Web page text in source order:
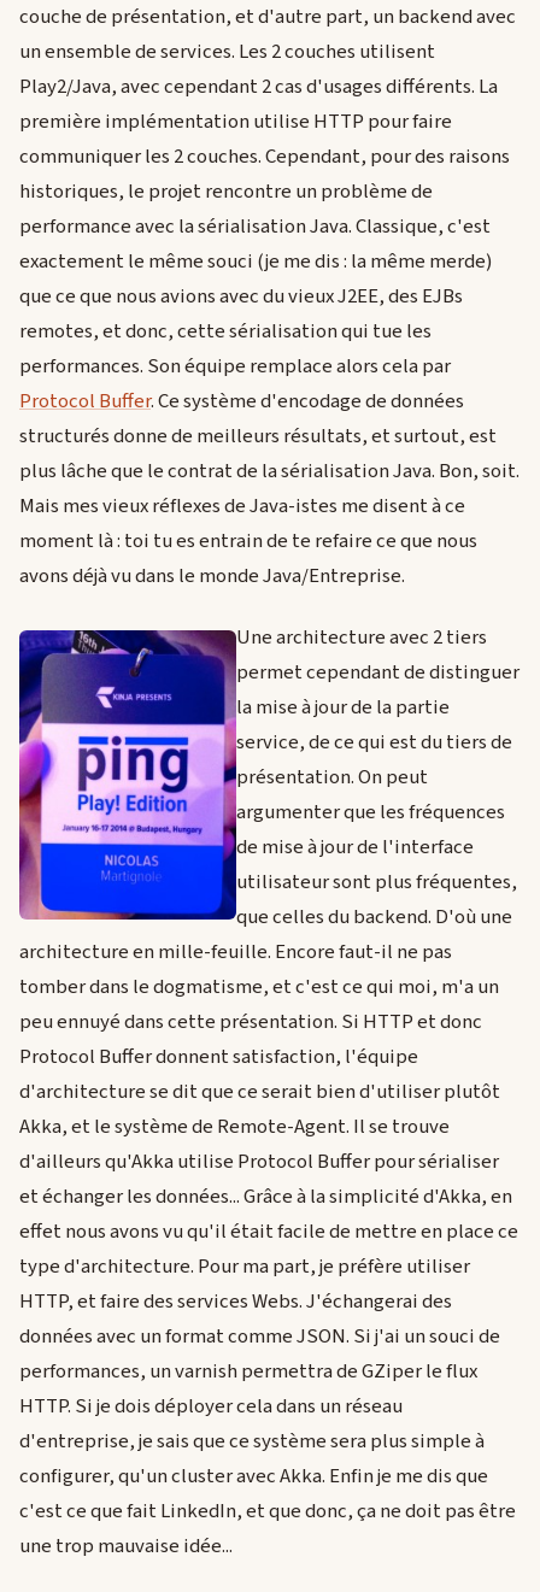
couche de présentation, et d'autre part, un backend avec
un ensemble de services. Les 2 couches utilisent
Play2/Java, avec cependant 2 cas d'usages différents. La
première implémentation utilise HTTP pour faire
communiquer les 2 couches. Cependant, pour des raisons
historiques, le projet rencontre un problème de
performance avec la sérialisation Java. Classique, c'est
exactement le même souci (je me dis : la même merde)
que ce que nous avions avec du vieux J2EE, des EJBs
remotes, et donc, cette sérialisation qui tue les
performances. Son équipe remplace alors cela par
Protocol Buffer. Ce système d'encodage de données
structurés donne de meilleurs résultats, et surtout, est
plus lâche que le contrat de la sérialisation Java. Bon, soit.
Mais mes vieux réflexes de Java-istes me disent à ce
moment là : toi tu es entrain de te refaire ce que nous
avons déjà vu dans le monde Java/Entreprise.
Une architecture avec 2 tiers
permet cependant de distinguer
la mise à jour de la partie
service, de ce qui est du tiers de
présentation. On peut
argumenter que les fréquences
de mise à jour de l'interface
utilisateur sont plus fréquentes,
que celles du backend. D'où une
architecture en mille-feuille. Encore faut-il ne pas
tomber dans le dogmatisme, et c'est ce qui moi, m'a un
peu ennuyé dans cette présentation. Si HTTP et donc
Protocol Buffer donnent satisfaction, l'équipe
d'architecture se dit que ce serait bien d'utiliser plutôt
Akka, et le système de Remote-Agent. Il se trouve
d'ailleurs qu'Akka utilise Protocol Buffer pour sérialiser
et échanger les données... Grâce à la simplicité d'Akka, en
effet nous avons vu qu'il était facile de mettre en place ce
type d'architecture. Pour ma part, je préfère utiliser
HTTP, et faire des services Webs. J'échangerai des
données avec un format comme JSON. Si j'ai un souci de
performances, un varnish permettra de GZiper le flux
HTTP. Si je dois déployer cela dans un réseau
d'entreprise, je sais que ce système sera plus simple à
configurer, qu'un cluster avec Akka. Enfin je me dis que
c'est ce que fait LinkedIn, et que donc, ça ne doit pas être
une trop mauvaise idée...